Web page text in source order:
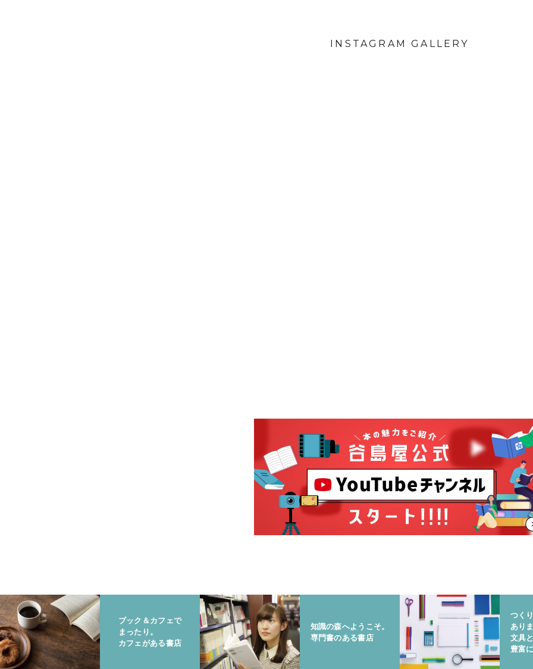
INSTAGRAM GALLERY
ブック＆カフェで
まったり。
カフェがある書店
知識の森へようこそ。
専門書のある書店
つく
ありま
文具
豊富